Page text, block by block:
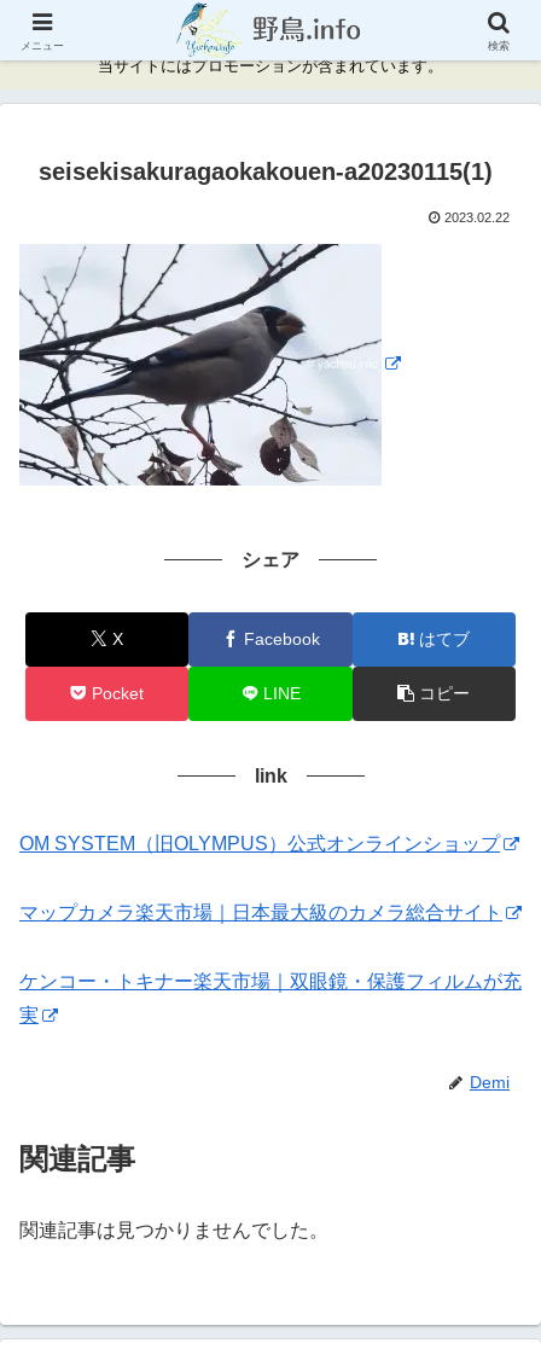
神奈川県周辺の野鳥情報と記録
当サイトにはプロモーションが含まれています。
seisekisakuragaokakouen-a20230115(1)
2023.02.22
シェア
X Facebook はてブ
Pocket LINE コピー
link
OM SYSTEM（旧OLYMPUS）公式オンラインショップ
マップカメラ楽天市場｜日本最大級のカメラ総合サイト
ケンコー・トキナー楽天市場｜双眼鏡・保護フィルムが充
実
Demi
関連記事
関連記事は見つかりませんでした。
メニュー 検索